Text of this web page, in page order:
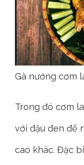
Gà nướng cơm
Trong đó cơm
với đậu đen để
cao khác. Đặc